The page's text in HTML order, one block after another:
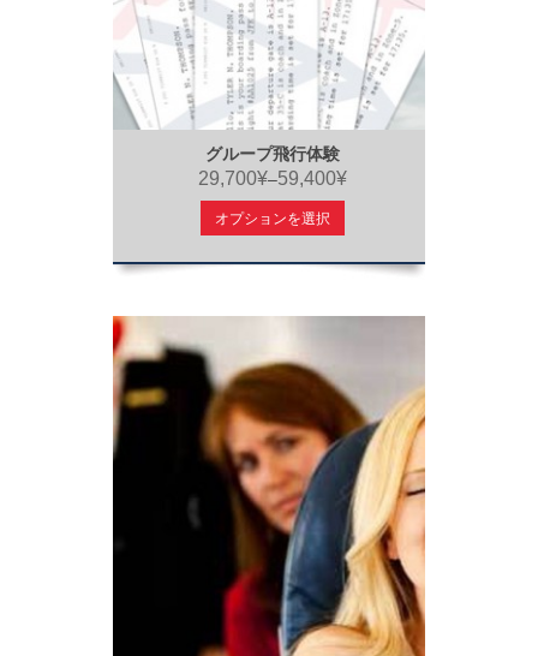
グループ飛行体験
29,700¥–59,400¥
オプションを選択